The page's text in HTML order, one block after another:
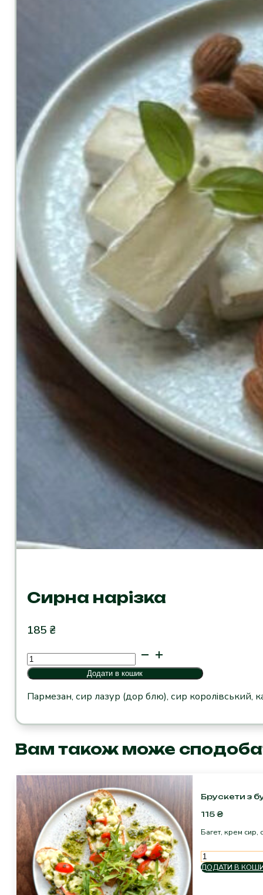
Сирна нарізка
185 ₴
Сирна
нарізка
кількість
Додати в кошик
Пармезан, сир лазур (дор блю), сир королівський,
Вам також може
Брускети з
115₴
Багет, крем сир,
Брускети
з
будзом
ДОДАТИ В